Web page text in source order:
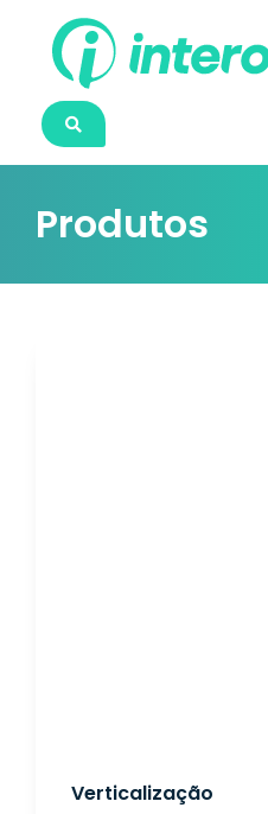
Produtos
Verticalização